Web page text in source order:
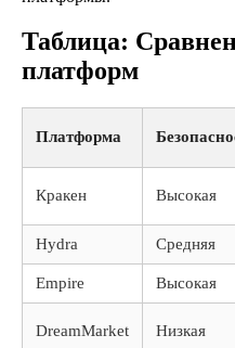
Таблица:
платформ
Платформа
Кракен Высокая
Hydra Средняя
Empire Высокая
DreamMarket Низкая